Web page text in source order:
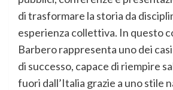
di trasformare la storia da
esperienza collettiva. In questo
Barbero rappresenta uno dei
di successo, capace di riempire
fuori dall’Italia grazie a uno stile